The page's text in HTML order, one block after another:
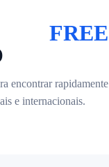
FREE
encontrar rapidamente
e internacionais.